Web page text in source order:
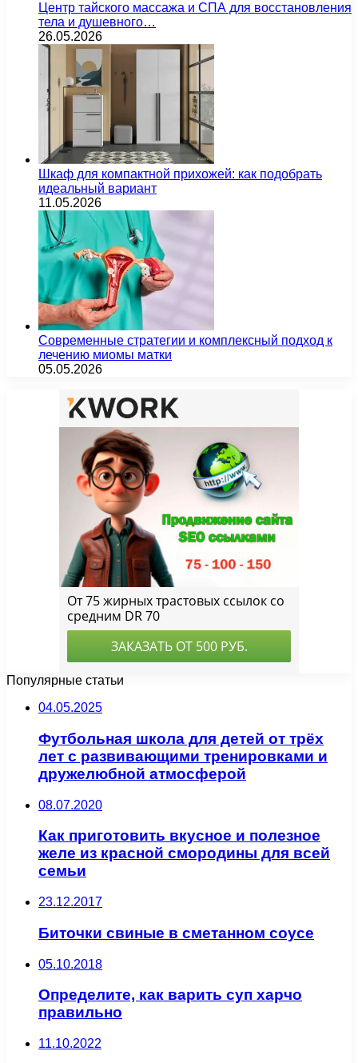
Центр тайского массажа и СПА для восстановления
тела и душевного…
26.05.2026
Шкаф для компактной прихожей: как подобрать
идеальный вариант
11.05.2026
Современные стратегии и комплексный подход к
лечению миомы матки
05.05.2026
Популярные статьи
04.05.2025
Футбольная школа для детей от трёх
лет с развивающими тренировками и
дружелюбной атмосферой
08.07.2020
Как приготовить вкусное и полезное
желе из красной смородины для всей
семьи
23.12.2017
Биточки свиные в сметанном соусе
05.10.2018
Определите, как варить суп харчо
правильно
11.10.2022